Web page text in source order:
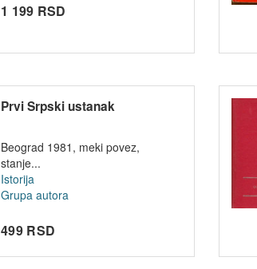
1 199 RSD
Prvi Srpski ustanak
Beograd 1981, meki povez,
stanje...
Istorija
Grupa autora
499 RSD